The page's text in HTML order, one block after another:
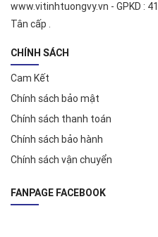
www.vitinhtuongvy.vn - GPKD :
Tân cấp .
CHÍNH SÁCH
Cam Kết
Chính sách bảo mật
Chính sách thanh toán
Chính sách bảo hành
Chính sách vận chuyển
FANPAGE FACEBOOK